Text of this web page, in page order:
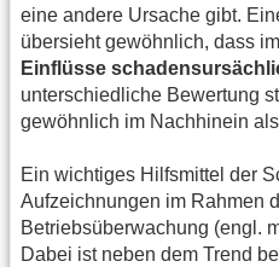
eine andere Ursache gibt.
übersieht gewöhnlich, dass
Einflüsse
unterschiedliche Bewertung
gewöhnlich im Nachhinein
Ein wichtiges Hilfsmittel der
Aufzeichnungen im Rahmen
Betriebsüberwachung (engl.
Dabei ist neben dem Trend